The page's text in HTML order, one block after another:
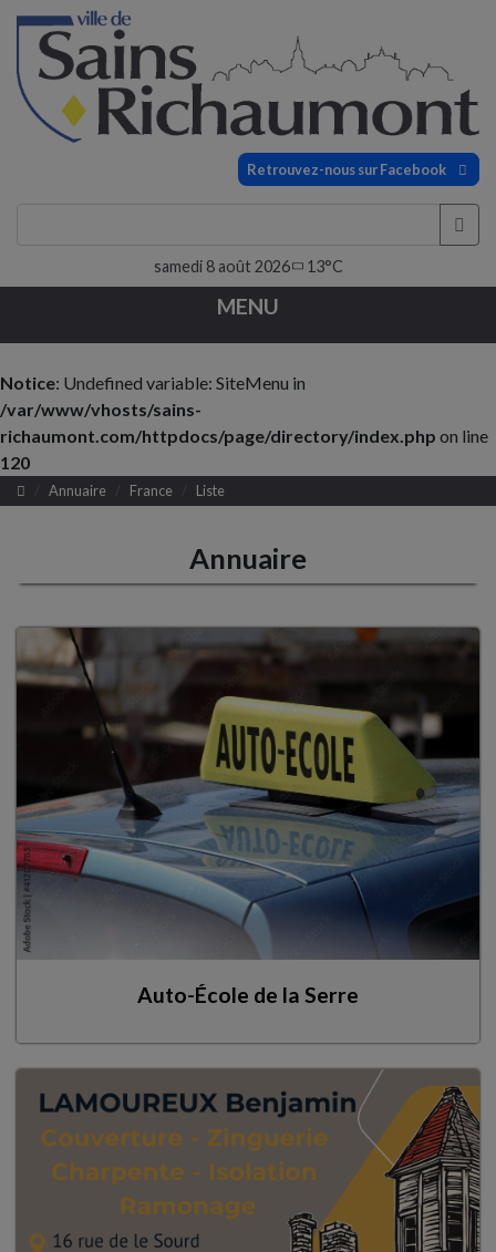
Retrouvez-nous sur Facebook
samedi 8 août 2026 13°C
MENU
Notice: Undefined variable: SiteMenu in
/var/www/vhosts/sains-
richaumont.com/httpdocs/page/directory/index.php on line
120
Annuaire France Liste
Annuaire
Auto-École de la Serre